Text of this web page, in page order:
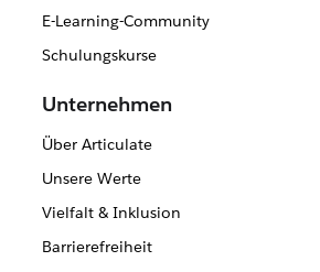
E-Learning-Community
Schulungskurse
Unternehmen
Über Articulate
Unsere Werte
Vielfalt & Inklusion
Barrierefreiheit